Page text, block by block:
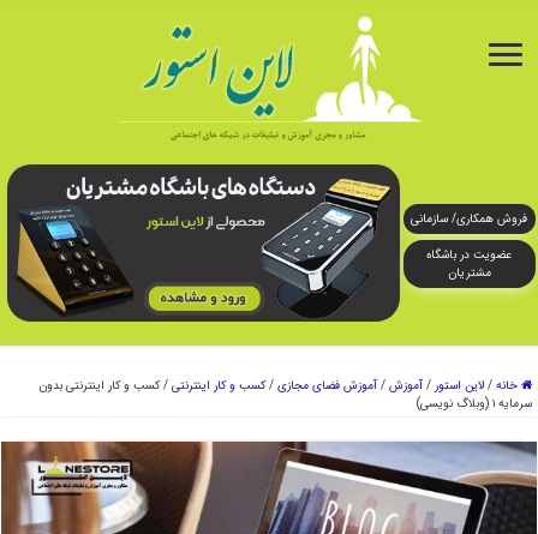
فروش همکاری/ سازمانی
عضویت در باشگاه
مشتریان
خانه / لاین استور / آموزش / آموزش فضای مجازی / کسب و کار اینترنتی / کسب و کار اینترنتی بدون
سرمایه ۱ (وبلاگ نویسی)